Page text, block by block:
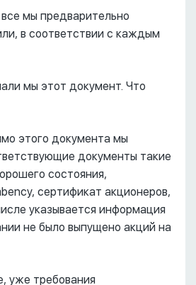
мы предварительно
в соответствии с каждым
мы этот документ. Что
этого документа мы
документы такие
состояния,
сертификат акционеров,
указывается информация
не было выпущено акций на
уже требования